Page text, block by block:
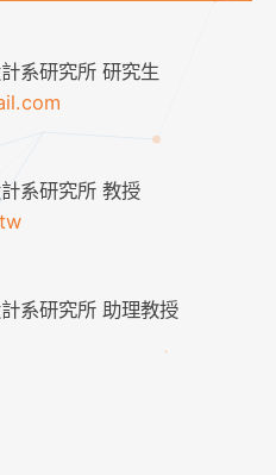
系研究所 研究生
系研究所 教授
系研究所 助理教授